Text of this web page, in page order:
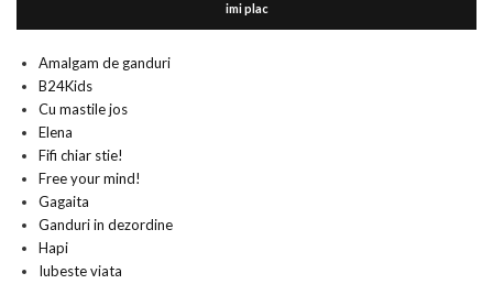
imi plac
Amalgam de ganduri
B24Kids
Cu mastile jos
Elena
Fifi chiar stie!
Free your mind!
Gagaita
Ganduri in dezordine
Hapi
Iubeste viata